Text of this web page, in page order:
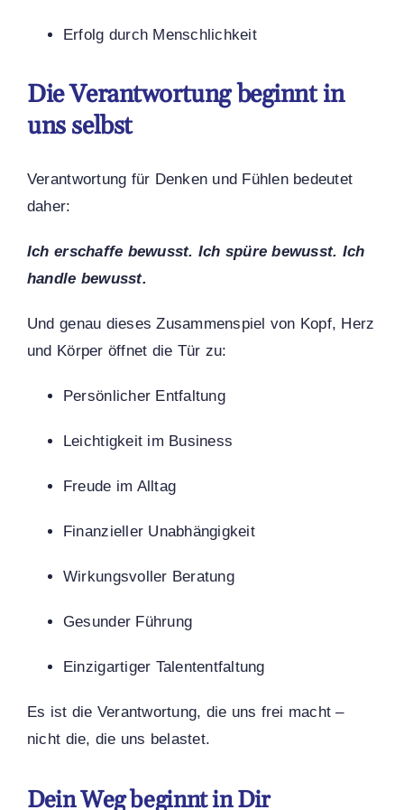
Erfolg durch Menschlichkeit
Die Verantwortung beginnt in
uns selbst
Verantwortung für Denken und Fühlen bedeutet
daher:
Ich erschaffe bewusst. Ich spüre bewusst. Ich
handle bewusst.
Und genau dieses Zusammenspiel von Kopf, Herz
und Körper öffnet die Tür zu:
Persönlicher Entfaltung
Leichtigkeit im Business
Freude im Alltag
Finanzieller Unabhängigkeit
Wirkungsvoller Beratung
Gesunder Führung
Einzigartiger Talententfaltung
Es ist die Verantwortung, die uns frei macht –
nicht die, die uns belastet.
Dein Weg beginnt in Dir